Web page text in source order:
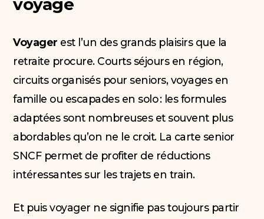
voyage
Voyager est l’un des grands plaisirs que la
retraite procure. Courts séjours en région,
circuits organisés pour seniors, voyages en
famille ou escapades en solo : les formules
adaptées sont nombreuses et souvent plus
abordables qu’on ne le croit. La carte senior
SNCF permet de profiter de réductions
intéressantes sur les trajets en train.
Et puis voyager ne signifie pas toujours partir